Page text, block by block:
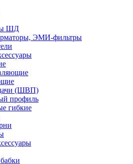
ШД
ЭМИ-фильтры
(ШВП)
профиль
гибкие